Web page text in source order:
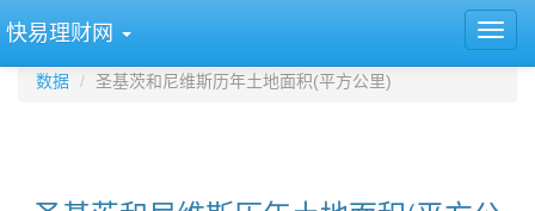
快易理财网
数据 圣基茨和尼维斯历年土地面积(平方公里)